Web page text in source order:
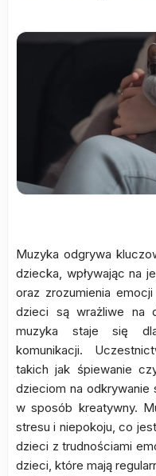
Muzyka odgrywa
dziecka, wpływając na
oraz zrozumienia
dzieci są wrażliwe na
muzyka staje się
komunikacji.
takich jak śpiewanie
dzieciom na odkrywanie
w sposób kreatywny.
stresu i niepokoju, co
dzieci z trudnościami
dzieci, które mają